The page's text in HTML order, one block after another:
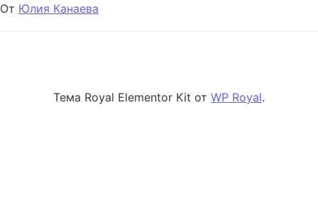
От Юлия Канаева
Тема Royal Elementor Kit от WP Royal.